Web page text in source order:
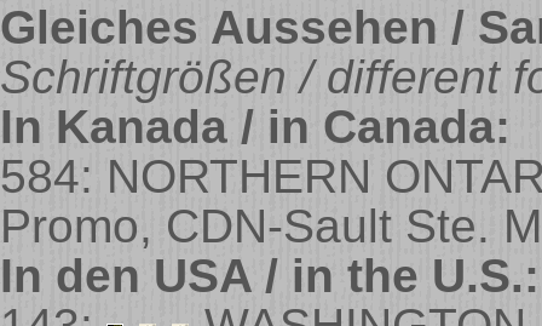
Gleiches Aussehen /
Schriftgrößen / different
In Kanada / in Canada:
584: NORTHERN
Promo, CDN-Sault Ste.
In den USA / in the U.S.: